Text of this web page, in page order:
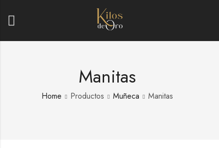
Manitas
Home Productos Muñeca Manitas